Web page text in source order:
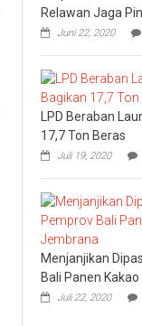
Relawan Jaga
Juni 22, 2020
LPD Beraban
17,7 Ton Beras
Juli 19, 2020
Menjanjikan
Bali Panen
Juli 22, 2020